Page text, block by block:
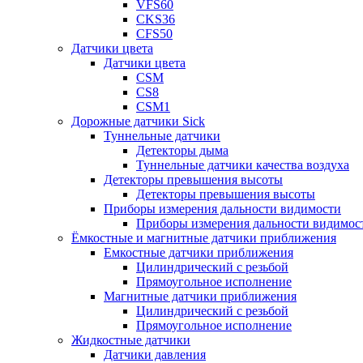
VFS60
CKS36
CFS50
Датчики цвета
Датчики цвета
CSM
CS8
CSM1
Дорожные датчики Sick
Туннельные датчики
Детекторы дыма
Туннельные датчики качества воздуха
Детекторы превышения высоты
Детекторы превышения высоты
Приборы измерения дальности видимости
Приборы измерения дальности
Ёмкостные и магнитные датчики приближения
Емкостные датчики приближения
Цилиндрический с резьбой
Прямоугольное исполнение
Магнитные датчики приближения
Цилиндрический с резьбой
Прямоугольное исполнение
Жидкостные датчики
Датчики давления